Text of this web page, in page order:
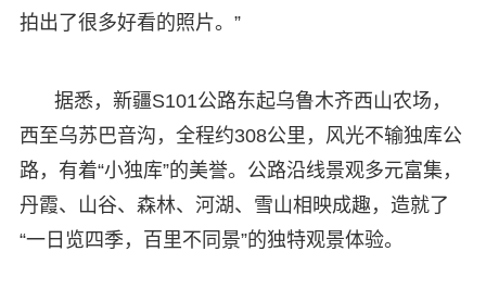
拍出了很多好看的照片。”
据悉，新疆S101公路东起乌鲁木齐西山农场，
西至乌苏巴音沟，全程约308公里，风光不输独库公
路，有着“小独库”的美誉。公路沿线景观多元富集，
丹霞、山谷、森林、河湖、雪山相映成趣，造就了
“一日览四季，百里不同景”的独特观景体验。